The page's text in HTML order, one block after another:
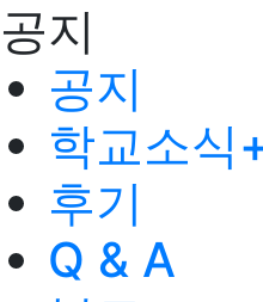
공지
공지
학교소식
후기
Q & A